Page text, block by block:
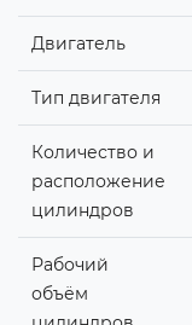
Двигатель
Тип двигателя
Количество и
расположение
цилиндров
Рабочий
объём